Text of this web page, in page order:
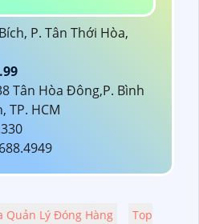
P. Tân Thới Hòa,
Tân Hòa Đông,P. Bình
TP. HCM
Quản Lý Đóng Hàng
Top